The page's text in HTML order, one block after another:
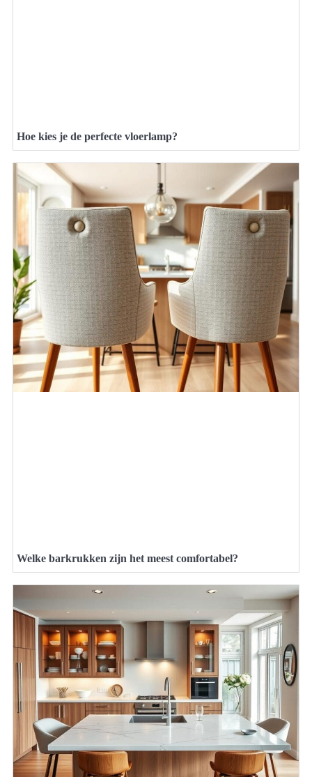
Hoe kies je de perfecte vloerlamp?
Welke barkrukken zijn het meest comfortabel?